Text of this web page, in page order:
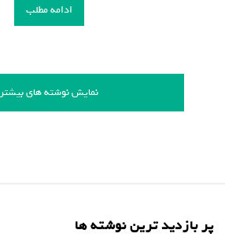
ادامه مطلب
نمایش نوشته های بیشتر
پر بازدید ترین نوشته ها